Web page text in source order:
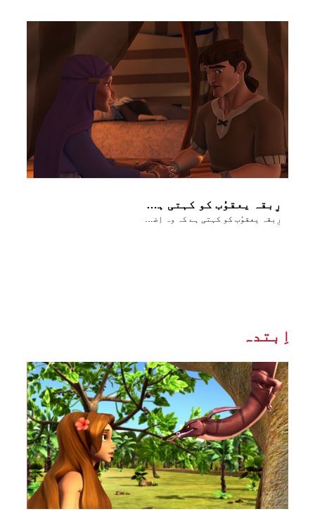
رِبقہ یعقوُب کو کہتی ہے کہ وہ اِضحاق سے عیسؤ کی بَرکات چوری کر لے
رِبقہ یعقوُب کو کہتی ہے کہ وہ اِضحاق سے عیسؤ کی بَرکات چوری کر لے
اِبتدہ